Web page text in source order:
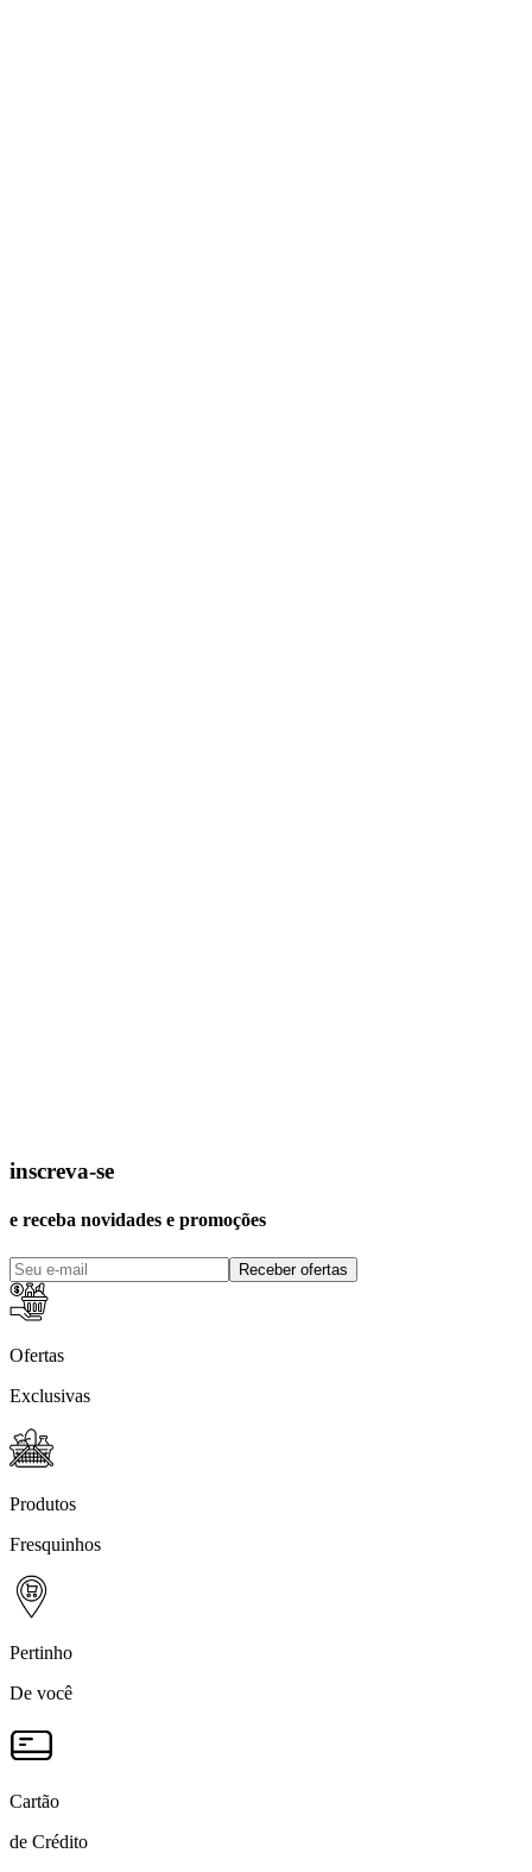
inscreva-se
e receba novidades e promoções
Receber ofertas
Ofertas
Exclusivas
Produtos
Fresquinhos
Pertinho
De você
Cartão
de Crédito